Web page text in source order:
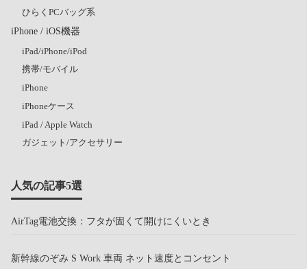
ひらくPCバッグ系
iPhone / iOS機器
iPad/iPhone/iPod
携帯/モバイル
iPhone
iPhoneケース
iPad / Apple Watch
ガジェット/アクセサリー
人気の記事5選
AirTag電池交換：フタが固くて開けにくいとき
新幹線のぞみ S Work 車両 ネット速度とコンセント